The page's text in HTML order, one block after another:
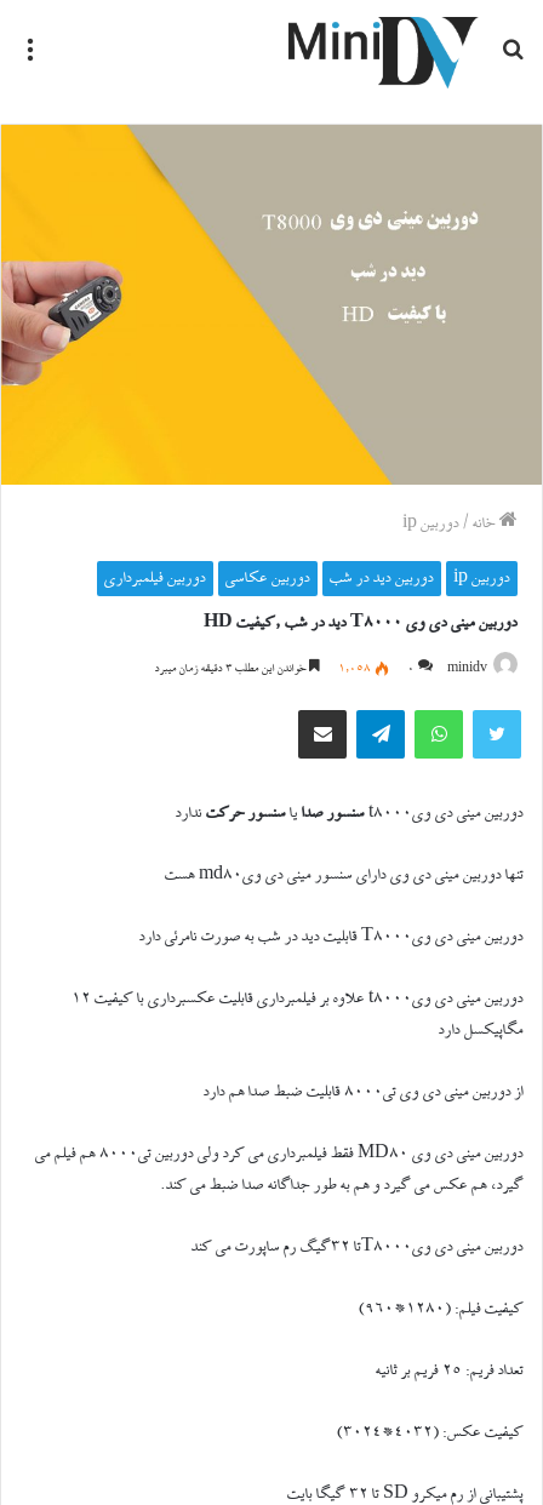
جستجو
خانه /دوربین ip
دوربین ip دوربین دید در شب دوربین عکاسی دوربین فیلمبرداری
دوربین مینی دی وی T8000 دید در شب ,کیفیت HD
minidv
0
1,058 خواندن این مطلب 3 دقیقه زمان میبرد
توییتر واتس آپ تلگرام اشتراک گذاری از طریق ایمیل
دوربین مینی دی ویt8000 سنسور صدا یاسنسور حرکت ندارد
تنها دوربین مینی دی وی دارای سنسور مینی دی ویmd80 هست
دوربین مینی دی ویT8000 قابلیت دید در شب به صورت نامرئی دارد
دوربین مینی دی ویt8000 علاوه بر فیلمبرداری قابلیت عکسبرداری با کیفیت 12
مگاپیکسل دارد
از دوربین مینی دی وی تی8000 قابلیت ضبط صدا هم دارد
دوربین مینی دی وی MD80 فقط فیلمبرداری می کرد ولی دوربین تی8000 هم فیلم می
گیرد، هم عکس می گیرد و هم به طور جداگانه صدا ضبط می کند.
دوربین مینی دی ویT8000تا 32گیگ رم ساپورت می کند
کیفیت فیلم: (1280*960)
تعداد فریم: 25 فریم بر ثانیه
کیفیت عکس: (4032*3024)
پشتیبانی از رم میکرو SD تا 32 گیگا بایت